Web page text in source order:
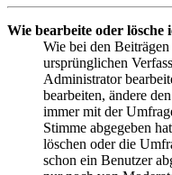
Wie bearbeite oder lösche
Wie bei den
ursprünglichen
Administrator
bearbeiten, ändere
immer mit der
Stimme abgegeben
löschen oder die
schon ein Benutzer